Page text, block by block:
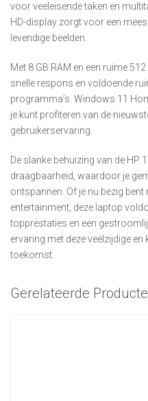
voor veeleisende taken en
HD-display zorgt voor een
levendige beelden.
Met 8 GB RAM en een ruime
snelle respons en voldoende
programma’s. Windows 11
je kunt profiteren van de
gebruikerservaring.
De slanke behuizing van de HP
draagbaarheid, waardoor je
ontspannen. Of je nu bezig
entertainment, deze laptop
topprestaties en een
ervaring met deze veelzijdige
toekomst.
Gerelateerde